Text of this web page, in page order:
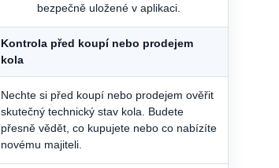
bezpečně uložené v aplikaci.
Kontrola před koupí nebo prodejem
kola
Nechte si před koupí nebo prodejem ověřit
skutečný technický stav kola. Budete
přesně vědět, co kupujete nebo co nabízíte
novému majiteli.